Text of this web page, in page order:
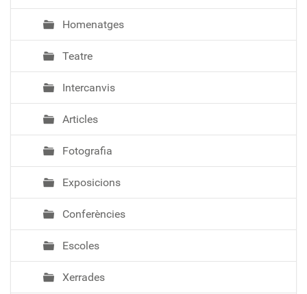
Homenatges
Teatre
Intercanvis
Articles
Fotografia
Exposicions
Conferències
Escoles
Xerrades